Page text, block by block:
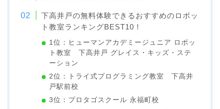
下高井戸の無料体験できるおすすめのロボッ
ト教室ランキングBEST10！
1位：ヒューマンアカデミージュニア ロボッ
ト教室 下高井戸 グレイス・キッズ・ステ
ーション
2位：トライ式プログラミング教室 下高井
戸駅前校
3位：プロタゴスクール 永福町校